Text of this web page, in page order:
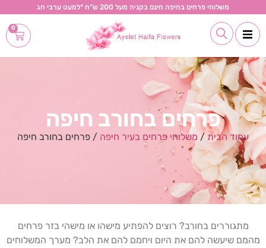
משלוחי פרחים בחיפה חינם בקניה מעל 200 ש“ח *למעט ערבי חג
0
פרחים בחורב חיפה
עמוד הבית/ משלוחי פרחים בעיר חיפה / פרחים בחורב חיפה
מתגוררים בחורב? רוצים להפתיע מישהו או מישהי בזר פרחים
מהמם שיעשה להם את היום ויחמם להם את הלב? מערך המשלוחים